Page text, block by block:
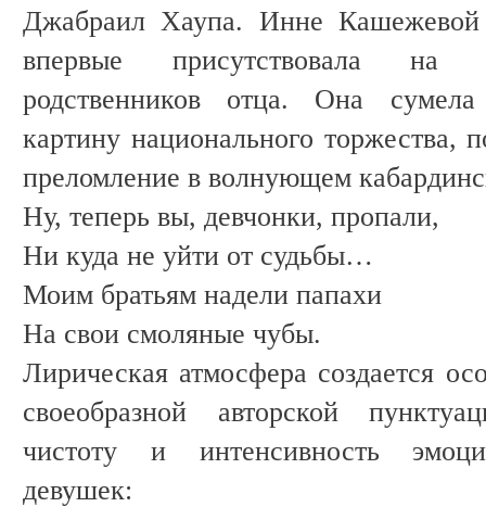
Джабраил Хаупа. Инне
впервые присутствовала на
родственников отца. Она
картину национального торжества,
преломление в волнующем
Ну, теперь вы, девчонки, пропали,
Ни куда не уйти от судьбы…
Моим братьям надели папахи
На свои смоляные чубы.
Лирическая атмосфера создается
своеобразной авторской
чистоту и интенсивность
девушек: